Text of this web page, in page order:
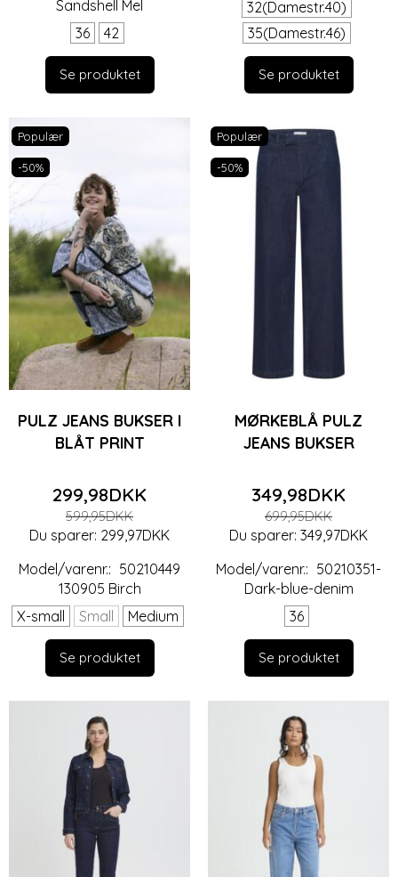
Sandshell Mel
36
42
Se produktet
32(Damestr.40)
35(Damestr.46)
Se produktet
Populær
-50%
PULZ JEANS BUKSER I
BLÅT PRINT
299,98DKK
599,95DKK
Du sparer: 299,97DKK
Model/varenr.: 50210449
130905 Birch
X-small
Small Medium
Se produktet
Populær
-50%
MØRKEBLÅ PULZ
JEANS BUKSER
349,98DKK
699,95DKK
Du sparer: 349,97DKK
Model/varenr.: 50210351-
Dark-blue-denim
36
Se produktet